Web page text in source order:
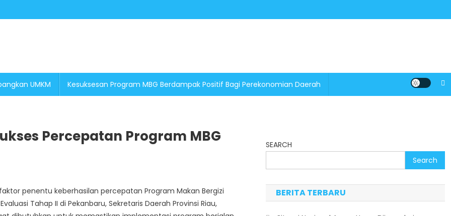
UMKM Kesuksesan Program MBG Berdampak Positif Bagi Perekonomian Daerah
Percepatan Program MBG
penentu keberhasilan percepatan Program Makan Bergizi
Tahap II di Pekanbaru, Sekretaris Daerah Provinsi Riau,
SEARCH
Search
BERITA TERBARU